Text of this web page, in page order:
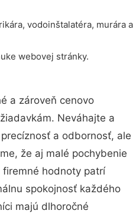
vodoinštalatéra, murára a
webovej stránky.
a zároveň cenovo
Neváhajte a
a odbornosť, ale
že aj malé pochybenie
hodnoty patrí
spokojnosť každého
majú dlhoročné